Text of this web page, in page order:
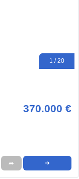
1 / 20
370.000 €
➦ ➜